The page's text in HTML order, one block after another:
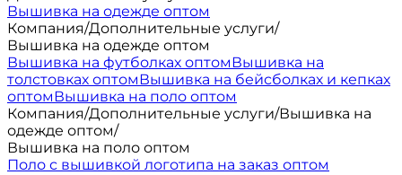
Вышивка на одежде оптом
Компания/Дополнительные услуги/
Вышивка на одежде оптом
Вышивка на футболках оптомВышивка на
толстовках оптомВышивка на бейсболках и кепках
оптомВышивка на поло оптом
Компания/Дополнительные услуги/Вышивка на
одежде оптом/
Вышивка на поло оптом
Поло с вышивкой логотипа на заказ оптом